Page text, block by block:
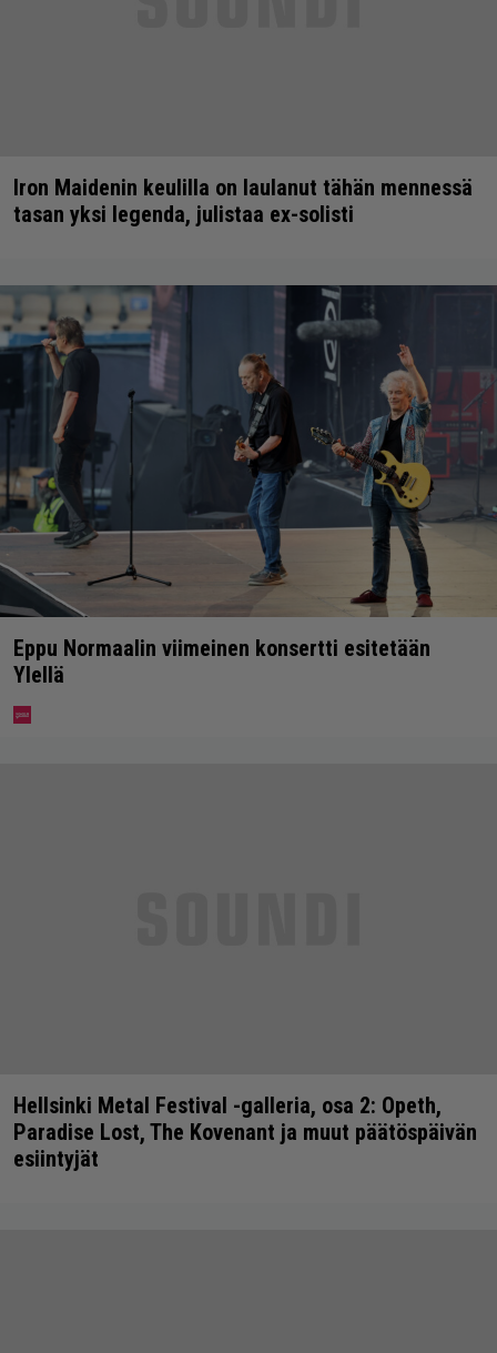
Iron Maidenin keulilla on laulanut tähän mennessä
tasan yksi legenda, julistaa ex-solisti
Eppu Normaalin viimeinen konsertti esitetään
Ylellä
Hellsinki Metal Festival -galleria, osa 2: Opeth,
Paradise Lost, The Kovenant ja muut päätöspäivän
esiintyjät